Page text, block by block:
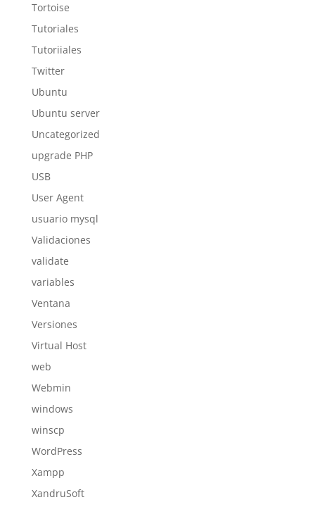
Tortoise
Tutoriales
Tutoriiales
Twitter
Ubuntu
Ubuntu server
Uncategorized
upgrade PHP
USB
User Agent
usuario mysql
Validaciones
validate
variables
Ventana
Versiones
Virtual Host
web
Webmin
windows
winscp
WordPress
Xampp
XandruSoft